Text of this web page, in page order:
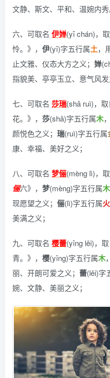
文静、斯文、平和、温婉内秀
六、可取名 伊婵(yī chán)，
怜。》 ， 伊(yī)字五行属土，
止文雅、仪态大方之义； 婵
指貌美、亭亭玉立、意气风发
七、可取名 莎瑞(shā ruì)，
花。》 ， 莎(shā)字五行属木
颜悦色之义； 瑞(ruì)字五行属
康、幸福、美好之义；
八、可取名 梦俪(mèng lì)，
俪六》 ， 梦(mèng)字五行属木
现愿望之义； 俪(lì)字五行属火
美满之义；
九、可取名 樱蕾(yīng lěi)，
青。》 ， 樱(yīng)字五行属木
丽、开朗可爱之义； 蕾(lěi)字
婉、文静、美丽之义；